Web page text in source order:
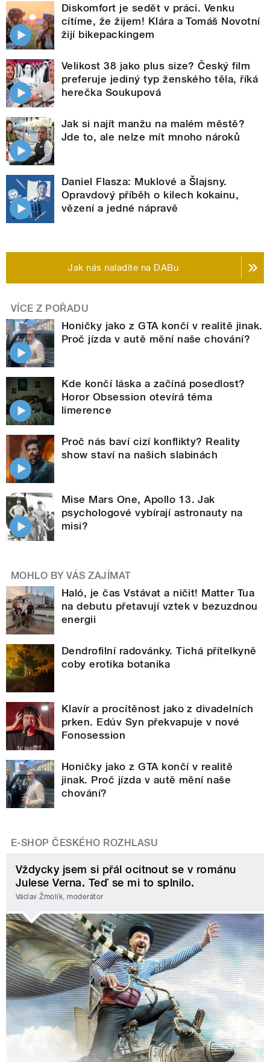
Diskomfort je sedět v práci. Venku
cítíme, že žijem! Klára a Tomáš Novotní
žijí bikepackingem
Velikost 38 jako plus size? Český film
preferuje jediný typ ženského těla, říká
herečka Soukupová
Jak si najít manžu na malém městě?
Jde to, ale nelze mít mnoho nároků
Daniel Flasza: Muklové a Šlajsny.
Opravdový příběh o kilech kokainu,
vězení a jedné nápravě
Jak nás naladíte na DABu
VÍCE Z POŘADU
Honičky jako z GTA končí v realitě jinak.
Proč jízda v autě mění naše chování?
Kde končí láska a začíná posedlost?
Horor Obsession otevírá téma
limerence
Proč nás baví cizí konflikty? Reality
show staví na našich slabinách
Mise Mars One, Apollo 13. Jak
psychologové vybírají astronauty na
misi?
MOHLO BY VÁS ZAJÍMAT
Haló, je čas Vstávat a ničit! Matter Tua
na debutu přetavují vztek v bezuzdnou
energii
Dendrofilní radovánky. Tichá přítelkyně
coby erotika botanika
Klavír a procítěnost jako z divadelních
prken. Edúv Syn překvapuje v nové
Fonosession
Honičky jako z GTA končí v realitě
jinak. Proč jízda v autě mění naše
chování?
E-SHOP ČESKÉHO ROZHLASU
Vždycky jsem si přál ocitnout se v románu
Julese Verna. Teď se mi to splnilo.
Václav Žmolík, moderátor